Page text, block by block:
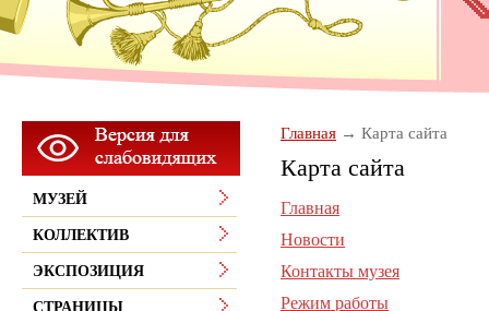
Главная Карта сайта
Карта сайта
Главная
Новости
Контакты музея
Режим работы
МУЗЕЙ
КОЛЛЕКТИВ
ЭКСПОЗИЦИЯ
СТРАНИЦЫ